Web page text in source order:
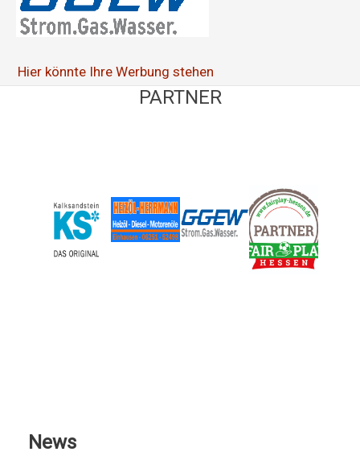
Hier könnte Ihre Werbung stehen
PARTNER
News